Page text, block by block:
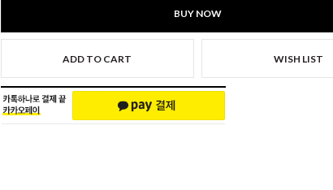
BUY NOW
ADD TO CART WISH LIST